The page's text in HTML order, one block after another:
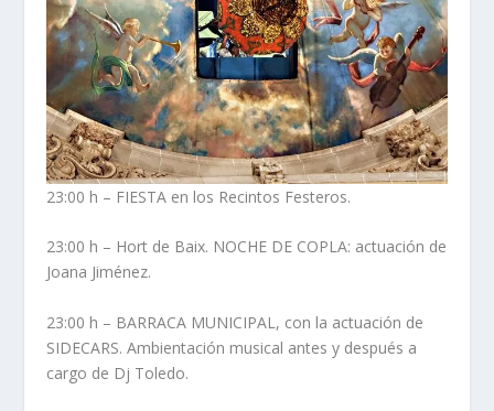
23:00 h – FIESTA en los Recintos Festeros.
23:00 h – Hort de Baix. NOCHE DE COPLA: actuación de
Joana Jiménez.
23:00 h – BARRACA MUNICIPAL, con la actuación de
SIDECARS. Ambientación musical antes y después a
cargo de Dj Toledo.